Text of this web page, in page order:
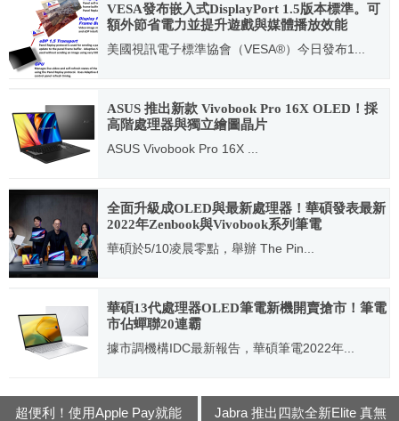
VESA發布嵌入式DisplayPort 1.5版本標準。可
額外節省電力並提升遊戲與媒體播放效能
美國視訊電子標準協會（VESA®）今日發布1...
ASUS 推出新款 Vivobook Pro 16X OLED！採
高階處理器與獨立繪圖晶片
ASUS Vivobook Pro 16X ...
2022.08.25
全面升級成OLED與最新處理器！華碩發表最新
2022年Zenbook與Vivobook系列筆電
華碩於5/10凌晨零點，舉辦 The Pin...
華碩13代處理器OLED筆電新機開賣搶市！筆電
市佔蟬聯20連霸
據市調機構IDC最新報告，華碩筆電2022年...
超便利！使用Apple Pay就能
Jabra 推出四款全新Elite 真無